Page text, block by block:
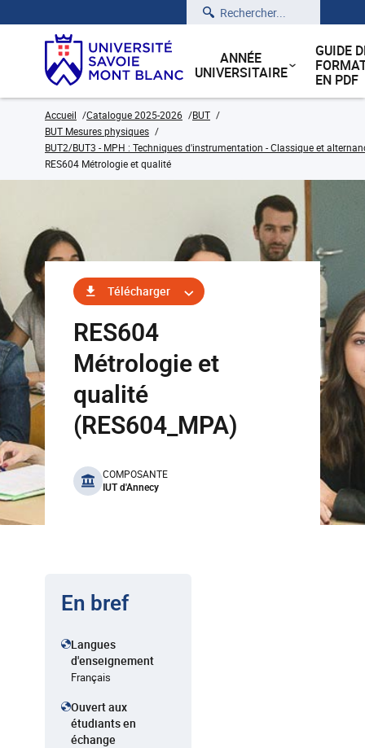
Rechercher
ANNÉE
UNIVERSITAIRE
GUIDE
EN PDF
Accueil Catalogue 2025-2026
BUT
BUT Mesures physiques
BUT2/BUT3 - MPH : Techniques d'instrumentation - Classique et
RES604 Métrologie et qualité
Télécharger
RES604
Métrologie et
qualité
(RES604_MPA)
benefits
COMPOSANTE
IUT d'Annecy
En bref
Langues
d'enseignement
Français
Ouvert aux
étudiants en
échange